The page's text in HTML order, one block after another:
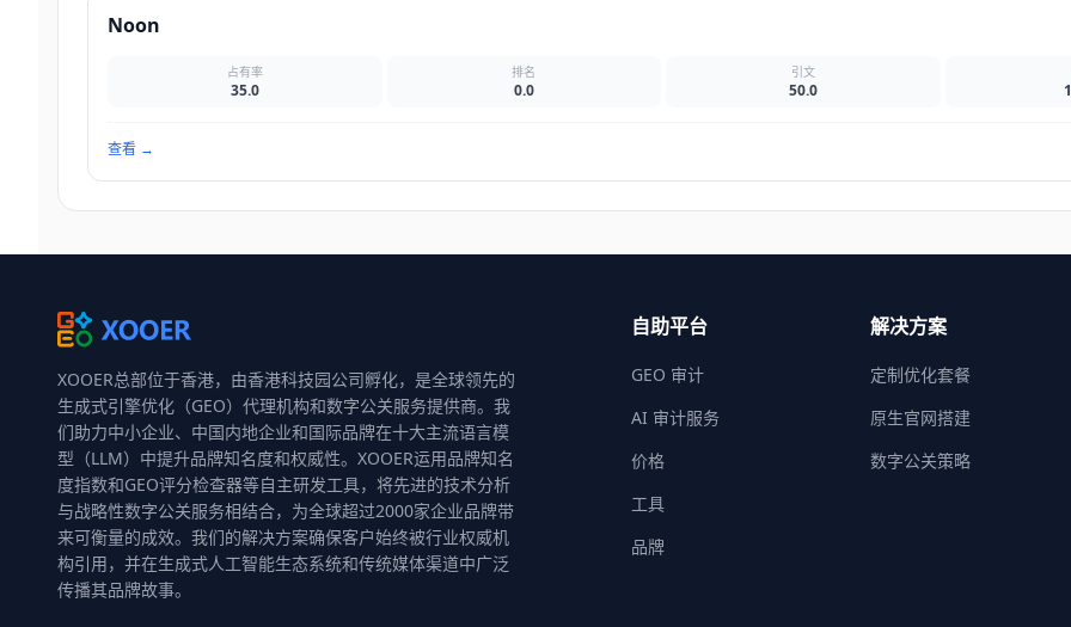
Noon
占有率
35.0
排名
0.0
引文
50.0
查看 →
XOOER总部位于香港，由香港科技园公司孵化，是全球领先的
生成式引擎优化（GEO）代理机构和数字公关服务提供商。我
们助力中小企业、中国内地企业和国际品牌在十大主流语言模
型（LLM）中提升品牌知名度和权威性。XOOER运用品牌知名
度指数和GEO评分检查器等自主研发工具，将先进的技术分析
与战略性数字公关服务相结合，为全球超过2000家企业品牌带
来可衡量的成效。我们的解决方案确保客户始终被行业权威机
构引用，并在生成式人工智能生态系统和传统媒体渠道中广泛
传播其品牌故事。
自助平台
GEO 审计
AI 审计服务
价格
工具
品牌
解决方案
定制优化套餐
原生官网搭建
数字公关策略